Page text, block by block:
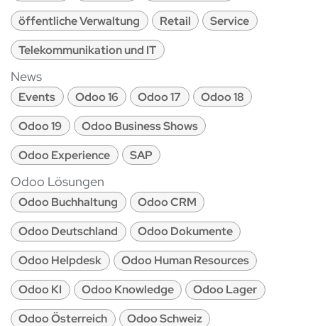
öffentliche Verwaltung
Retail
Service
Telekommunikation und IT
News
Events Odoo 16 Odoo 17
Odoo 18
Odoo 19
Odoo Business Shows
Odoo Experience
SAP
Odoo Lösungen
Odoo Buchhaltung
Odoo CRM
Odoo Deutschland
Odoo Dokumente
Odoo Helpdesk
Odoo Human Resources
Odoo KI
Odoo Knowledge
Odoo Lager
Odoo Österreich
Odoo Schweiz